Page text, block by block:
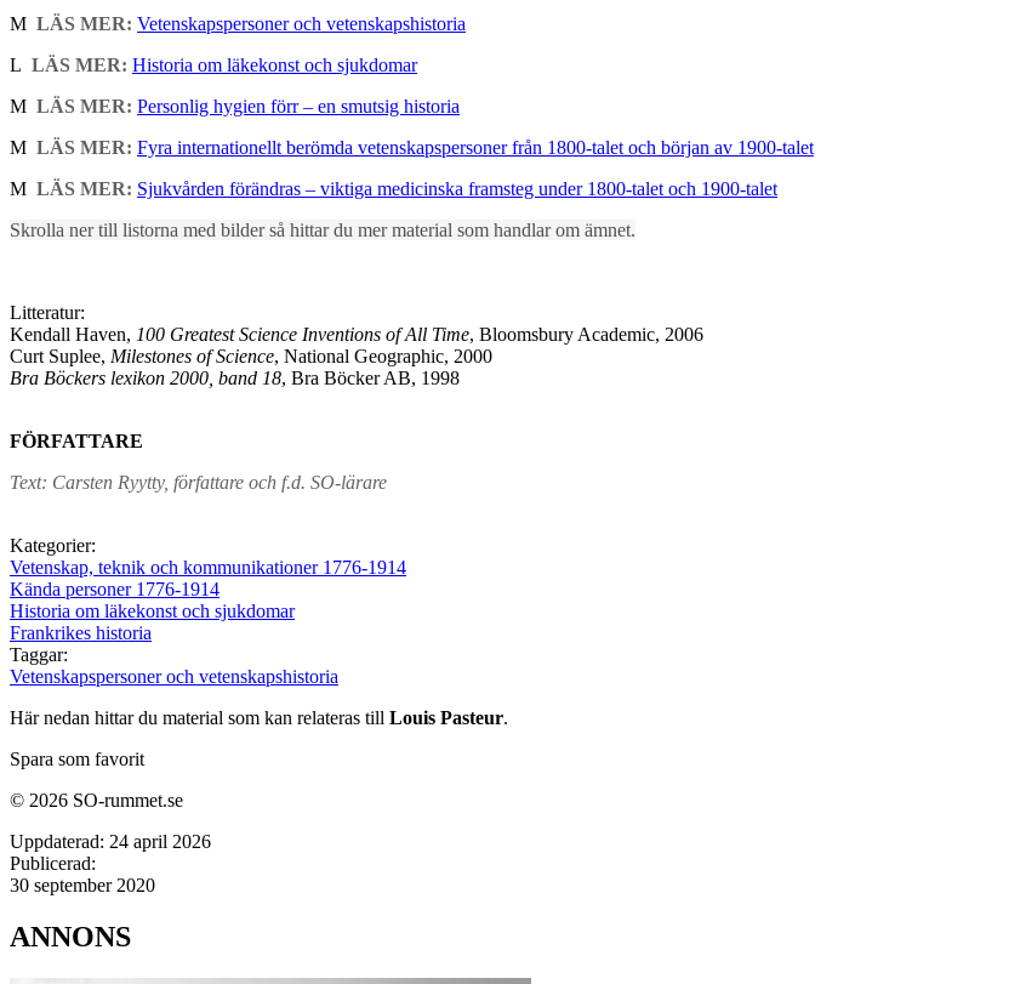
M LÄS MER: Vetenskapspersoner och vetenskapshistoria
L LÄS MER: Historia om läkekonst och sjukdomar
M LÄS MER: Personlig hygien förr – en smutsig historia
M LÄS MER: Fyra internationellt berömda vetenskapspersoner från 1800-talet och början av 1900-talet
M LÄS MER: Sjukvården förändras – viktiga medicinska framsteg under 1800-talet och 1900-talet
Skrolla ner till listorna med bilder så hittar du mer material som handlar om ämnet.
Litteratur:
Kendall Haven, 100 Greatest Science Inventions of All Time, Bloomsbury Academic, 2006
Curt Suplee, Milestones of Science, National Geographic, 2000
Bra Böckers lexikon 2000, band 18, Bra Böcker AB, 1998
FÖRFATTARE
Text: Carsten Ryytty, författare och f.d. SO-lärare
Kategorier:
Vetenskap, teknik och kommunikationer 1776-1914
Kända personer 1776-1914
Historia om läkekonst och sjukdomar
Frankrikes historia
Taggar:
Vetenskapspersoner och vetenskapshistoria
Här nedan hittar du material som kan relateras till Louis Pasteur.
Spara som favorit
© 2026 SO-rummet.se
Uppdaterad: 24 april 2026
Publicerad:
30 september 2020
ANNONS